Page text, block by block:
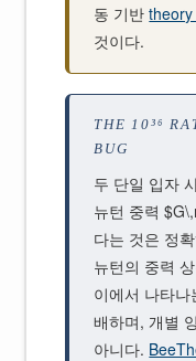
동 기반
것이다.
THE 10³⁶
BUG
두 단일 입자
뉴턴 중력
다는 것은 정
뉴턴의 중력
이에서 나타
배하며, 개별
아니다.